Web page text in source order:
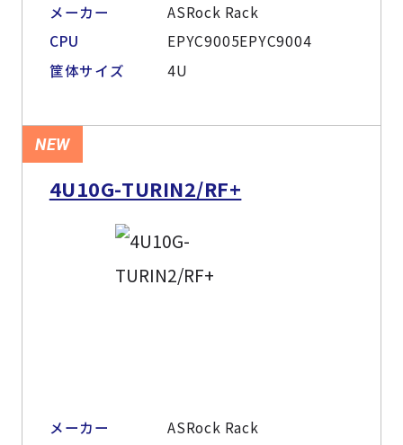
メーカー
ASRock Rack
CPU
EPYC9005EPYC9004
筐体サイズ
4U
NEW
4U10G-TURIN2/RF+
メーカー
ASRock Rack